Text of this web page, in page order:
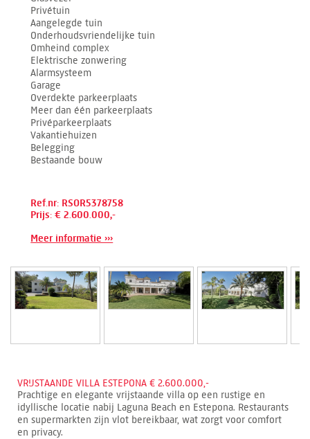
Privétuin
Aangelegde tuin
Onderhoudsvriendelijke tuin
Omheind complex
Elektrische zonwering
Alarmsysteem
Garage
Overdekte parkeerplaats
Meer dan één parkeerplaats
Privéparkeerplaats
Vakantiehuizen
Belegging
Bestaande bouw
Ref.nr: RSOR5378758
Prijs: € 2.600.000,-
Meer informatie ›››
VRIJSTAANDE VILLA ESTEPONA € 2.600.000,-
Prachtige en elegante vrijstaande villa op een rustige en
idyllische locatie nabij Laguna Beach en Estepona. Restaurants
en supermarkten zijn vlot bereikbaar, wat zorgt voor comfort
en privacy.